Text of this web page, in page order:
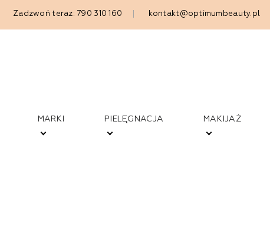
Zadzwoń teraz: 790 310 160 kontakt@optimumbeauty.pl
MARKI PIELĘGNACJA MAKIJAŻ